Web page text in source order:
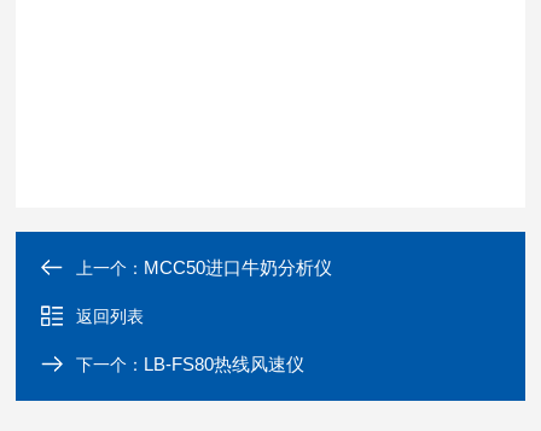
上一个： MCC50进口牛奶分析仪
返回列表
下一个： LB-FS80热线风速仪